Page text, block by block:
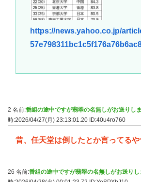
https://news.yahoo.co.jp/
2 名前:番組の途中ですが翡翠の名無しがお送りし
時:2026/04/27(月) 23:13:01.20 ID:40u4ro760
昔、任天堂は倒したとか言ってる
26 名前:番組の途中ですが翡翠の名無しがお送りし